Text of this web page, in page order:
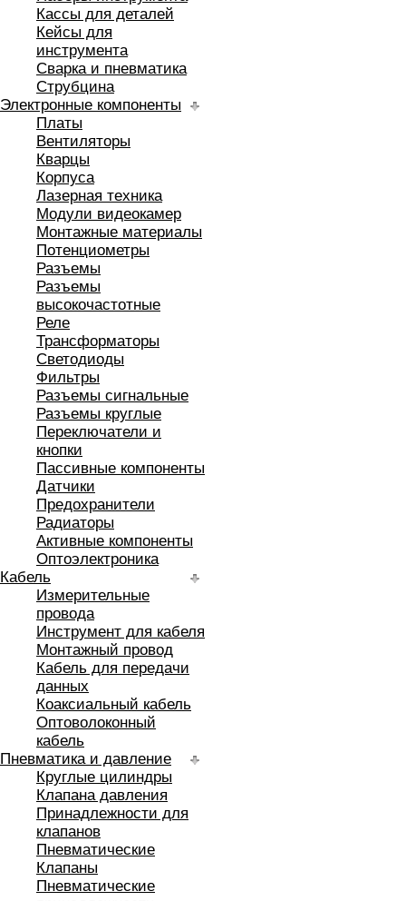
Кассы для деталей
Кейсы для
инструмента
Сварка и пневматика
Струбцина
Электронные компоненты
Платы
Вентиляторы
Кварцы
Корпуса
Лазерная техника
Модули видеокамер
Монтажные материалы
Потенциометры
Разъемы
Разъемы
высокочастотные
Реле
Трансформаторы
Светодиоды
Фильтры
Разъемы сигнальные
Разъемы круглые
Переключатели и
кнопки
Пассивные компоненты
Датчики
Предохранители
Радиаторы
Активные компоненты
Оптоэлектроника
Кабель
Измерительные
провода
Инструмент для кабеля
Монтажный провод
Кабель для передачи
данных
Коаксиальный кабель
Оптоволоконный
кабель
Пневматика и давление
Круглые цилиндры
Клапана давления
Принадлежности для
клапанов
Пневматические
Клапаны
Пневматические